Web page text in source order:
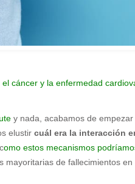
el cáncer y la enfermedad
y nada, acabamos de
elustir cuál era la interacción
omo estos mecanismos
de fallecimientos